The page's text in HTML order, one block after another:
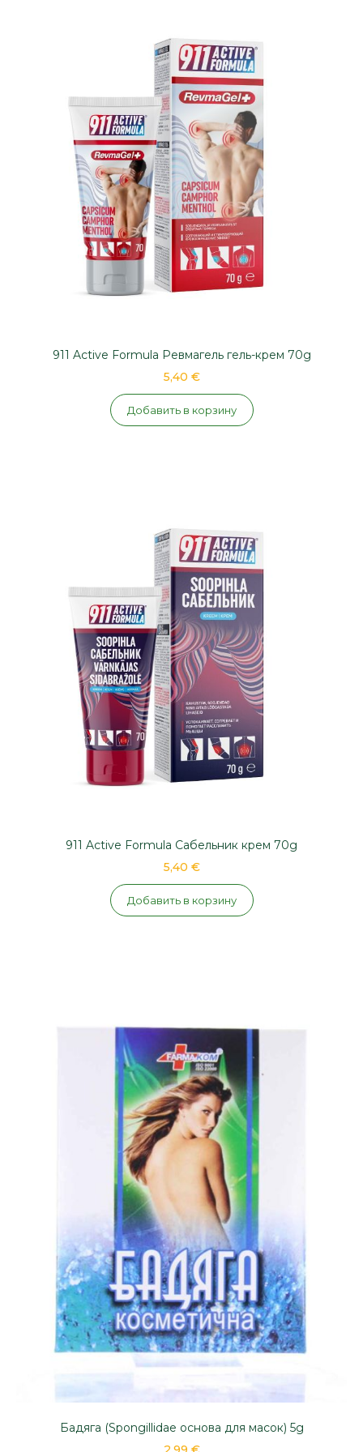
911 Active Formula Ревмагель гель-крем 70g
5,40 €
Добавить в корзину
911 Active Formula Сабельник крем 70g
5,40 €
Добавить в корзину
Бадяга (Spongillidae основа для масок) 5g